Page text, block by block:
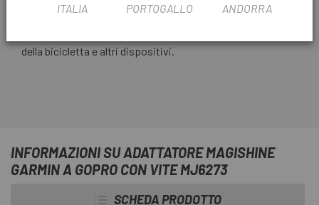
Escapa porta l'
adattatore Magishine Garmin To
della bicicletta e altri dispositivi.
INFORMAZIONI SU ADATTATORE MAGISHINE
GARMIN A GOPRO CON VITE MJ6273
SCHEDA PRODOTTO
ITALIA PORTOGALLO ANDORRA